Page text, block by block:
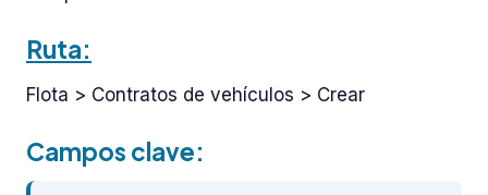
Ruta:
Flota > Contratos de vehículos > Crear
Campos clave: